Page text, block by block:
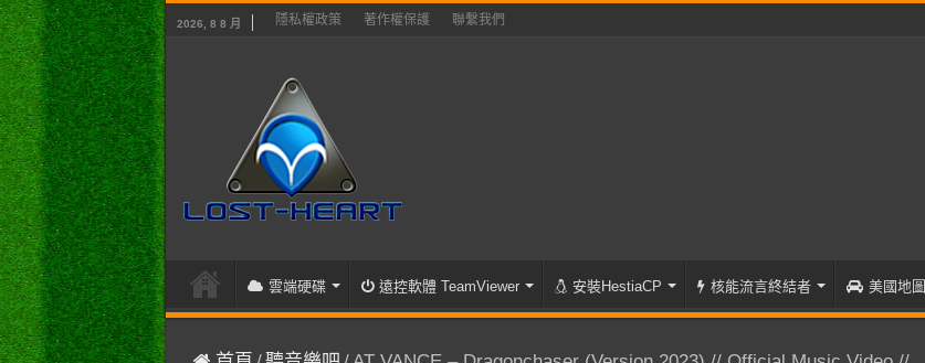
2026, 8 8 月 隱私權政策 著作權保護 聯繫我們
雲端硬碟 遠控軟體 TeamViewer 安裝HestiaCP 核能流言終結者 美國地圖